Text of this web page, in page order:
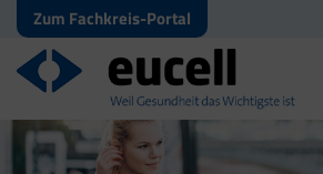
Zum Fachkreis-Portal